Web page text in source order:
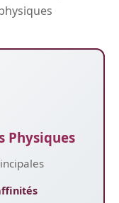
Physiques